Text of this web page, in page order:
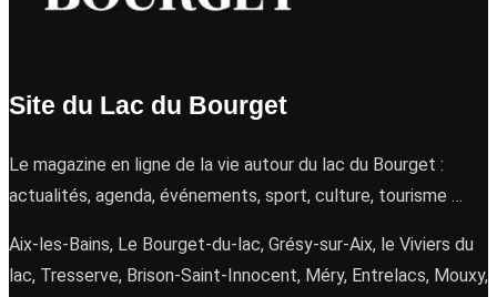
Site du Lac du Bourget
Le magazine en ligne de la vie autour du lac du Bourget :
actualités, agenda, événements, sport, culture, tourisme …
Aix-les-Bains, Le Bourget-du-lac, Grésy-sur-Aix, le Viviers du
lac, Tresserve, Brison-Saint-Innocent, Méry, Entrelacs, Mouxy,